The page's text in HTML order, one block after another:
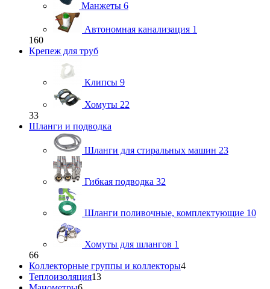
Манжеты 6
Автономная канализация 1
160
Крепеж для труб
Клипсы 9
Хомуты 22
33
Шланги и подводка
Шланги для стиральных машин 23
Гибкая подводка 32
Шланги поливочные, комплектующие 10
Хомуты для шлангов 1
66
Коллекторные группы и коллекторы4
Теплоизоляция13